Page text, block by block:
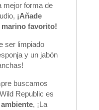
mejor forma de
¡Añade
favorito!
ser limpiado
y un jabón
buscamos
Republic es
, ¡La